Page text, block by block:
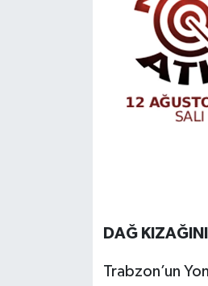
DAĞ
Trabzon’un